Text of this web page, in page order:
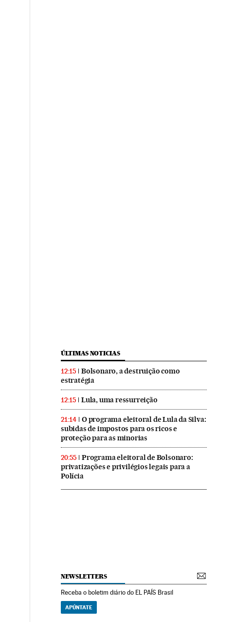
ÚLTIMAS NOTICIAS
12:15
Bolsonaro, a destruição como
estratégia
12:15 Lula, uma ressurreição
21:14
O programa eleitoral de Lula da Silva:
subidas de impostos para os ricos e
proteção para as minorias
20:55
Programa eleitoral de Bolsonaro:
privatizações e privilégios legais para a
Polícia
NEWSLETTERS
Receba o boletim diário do EL PAÍS Brasil
APÚNTATE